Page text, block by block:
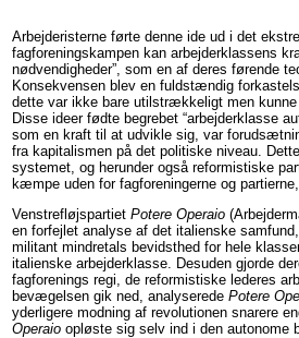
Arbejderisterne førte denne ide ud i det
fagforeningskampen kan arbejderklassens
nødvendigheder”, som en af deres førende
Konsekvensen blev en fuldstændig
dette var ikke bare utilstrækkeligt men
Disse ideer fødte begrebet “arbejderklasse
som en kraft til at udvikle sig, var
fra kapitalismen på det politiske niveau.
systemet, og herunder også reformistiske
kæmpe uden for fagforeningerne og
Venstrefløjspartiet Potere Operaio
en forfejlet analyse af det italienske
militant mindretals bevidsthed for hele
italienske arbejderklasse. Desuden gjorde
fagforenings regi, de reformistiske lederes
bevægelsen gik ned, analyserede Potere
yderligere modning af revolutionen snarere
Operaio opløste sig selv ind i den autonome